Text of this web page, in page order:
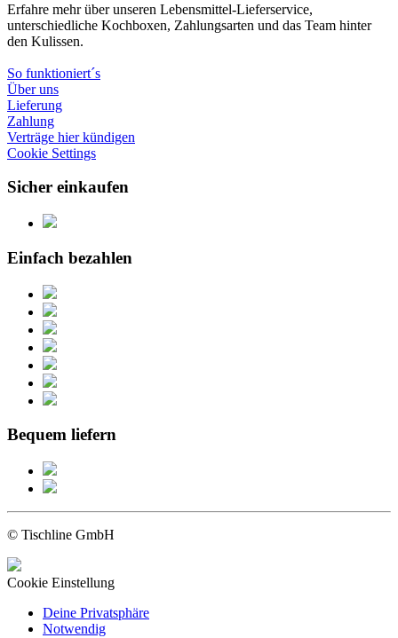
Erfahre mehr über unseren Lebensmittel-Lieferservice,
unterschiedliche Kochboxen, Zahlungsarten und das Team hinter
den Kulissen.
So funktioniert´s
Über uns
Lieferung
Zahlung
Verträge hier kündigen
Cookie Settings
Sicher einkaufen
Einfach bezahlen
Bequem liefern
© Tischline GmbH
Cookie Einstellung
Deine Privatsphäre
Notwendig